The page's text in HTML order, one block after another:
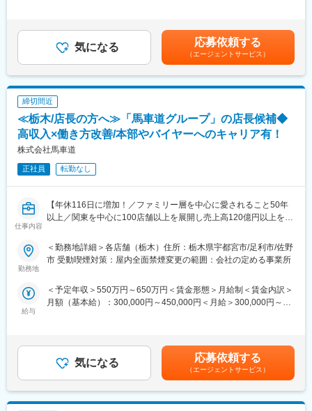
生産性向上のための設備変更や新たな機器の導入など、どんどん
積極的に提案できる職場です。
今後の生産規模拡大を計画しており、工務経験者の活躍できる場
■事業内容：
弁当、惣菜販売を主体事業とするオリジン事業（「キッチンオリ
ジン」「オリジン弁当」「オリジンデリカ」）、飲食業を主体事
業とする外食事業（れんげ食堂Toshu」「武蔵野うどん小麦晴
れ」「鉄鍋焼きスパ ゲッティ」）の店舗を運営しております。
リカ融合事業、、冷凍食品などを販売する外販事業を展開してお
ります。
変更の範囲：工務に関わる業務及び関連付随業務／配置転換や転
勤・出向等の人事異動が行われた場合は会社の指示する業務
きます。
◎製造部門担当者として製造・稼働計画・従業員教育などの実務
経験を積んでいただきます。
※年1回の昇格試験と、年2回の目標面談があり、適正な評価によ
ってきちんと賞与や昇給・昇格に連動。しっかり収入面に反映さ
れます。
■職場環境：
【新規工場】
「仲間と協力しながら楽しく働ける工場で新鮮野菜を（お客さま
り、入社後は未経験の方でも丁寧にフォローいただける体制が整
っている為、安心の職場環境です。
【成長過程の工場】
かつては自社店舗用製品の製造が中心でしたが、現在はイオング
する工場です。
ジン」「オリジン弁当」「オリジンデリカ」）、飲食業を主体事
業とする外食事業（「れんげ食堂Toshu」「武蔵野うどん小麦晴
れ」「鉄鍋焼きスパ ゲッティ」）の店舗を運営しております。
また、イオングループデリカ部門にオリジン商品を融合させるデ
リカ融合事業、冷凍食品などを販売する外販事業を展開しており
り、選考を通じて上下する可能性があります。月給(月額)は固定手
当を含めた表記です。
気になる 応募依頼する
（エージェントサービス）
締切間近
≪栃木/店長の方へ≫「馬車道グループ」の店長候補◆
高収入×働き方改善/本部やバイヤーへのキャリア有！
株式会社馬車道
正社員 転勤なし
仕事内容
【年休116日に増加！／ファミリー層を中心に愛されること50年
以上／関東を中心に100店舗以上を展開し売上高120億円以上を上
関東で100店舗超を展開する当社は、多業態で成長を続ける外食
企業です。今後の出店拡大に向け、即戦力となる店長候補を増員
経験を活かし、より高い収入と安定した働き方を実現できる環境
です。
全般を担う店長候補としてご活躍いただきます。
＜具体的には＞
・売上／コスト管理（数値マネジメント）
・スタッフ採用、教育、シフト管理
・接客サービス品質の向上
勤務地
＜勤務地詳細＞各店舗（栃木）住所：栃木県宇都宮市/足利市/佐野
市 受動喫煙対策：屋内全面禁煙変更の範囲：会社の定める事業所
給与
＜予定年収＞550万円～650万円＜賃金形態＞月給制＜賃金内訳＞
月額（基本給）：300,000円～450,000円＜月給＞300,000円～
可能性があります。月給(月額)は固定手当を含めた表記です。
気になる 応募依頼する
（エージェントサービス）